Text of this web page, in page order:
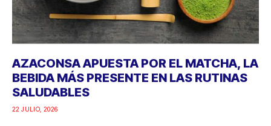
AZACONSA APUESTA POR EL MATCHA, LA
BEBIDA MÁS PRESENTE EN LAS RUTINAS
SALUDABLES
22 JULIO, 2026